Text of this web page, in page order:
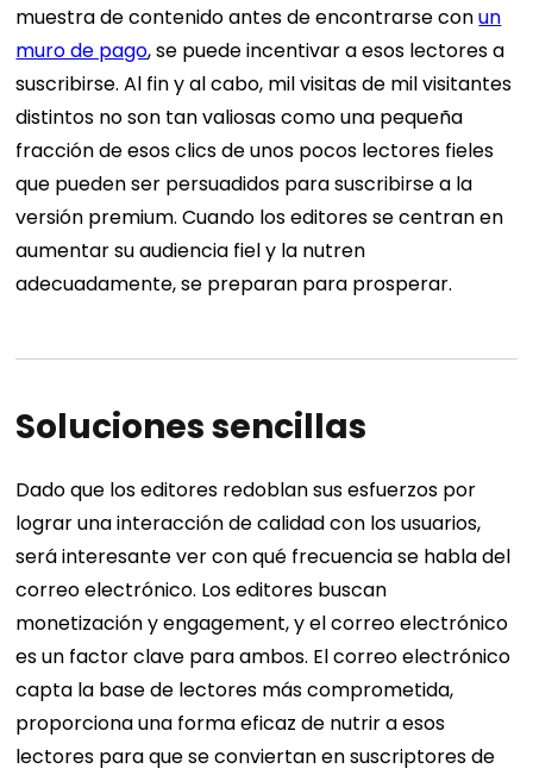
muestra de contenido antes de encontrarse conun
muro de pago, se puede incentivar a esos lectores a
suscribirse. Al fin y al cabo, mil visitas de mil visitantes
distintos no son tan valiosas como una pequeña
fracción de esos clics de unos pocos lectores fieles
que pueden ser persuadidos para suscribirse a la
versión premium. Cuando los editores se centran en
aumentar su audiencia fiel y la nutren
adecuadamente, se preparan para prosperar.
Soluciones sencillas
Dado que los editores redoblan sus esfuerzos por
lograr una interacción de calidad con los usuarios,
será interesante ver con qué frecuencia se habla del
correo electrónico. Los editores buscan
monetización y engagement, y el correo electrónico
es un factor clave para ambos. El correo electrónico
capta la base de lectores más comprometida,
proporciona una forma eficaz de nutrir a esos
lectores para que se conviertan en suscriptores de